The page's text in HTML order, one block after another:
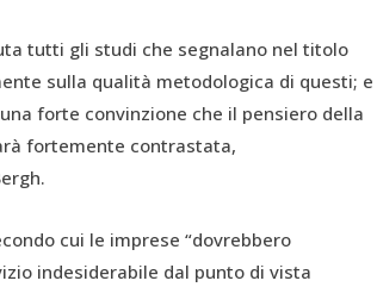
tutti gli studi che segnalano nel titolo
sulla qualità metodologica di questi; e
forte convinzione che il pensiero della
fortemente contrastata,
cui le imprese “dovrebbero
indesiderabile dal punto di vista